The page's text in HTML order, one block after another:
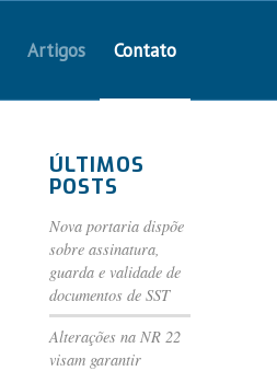
Artigos Contato
ÚLTIMOS
POSTS
Nova portaria dispõe
sobre assinatura,
guarda e validade de
documentos de SST
Alterações na NR 22
visam garantir